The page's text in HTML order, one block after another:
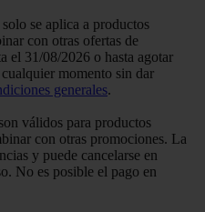
se aplica a productos
con otras ofertas de
el 31/08/2026 o hasta agotar
momento sin dar
generales.
válidos para productos
con otras promociones. La
y puede cancelarse en
No es posible el pago en